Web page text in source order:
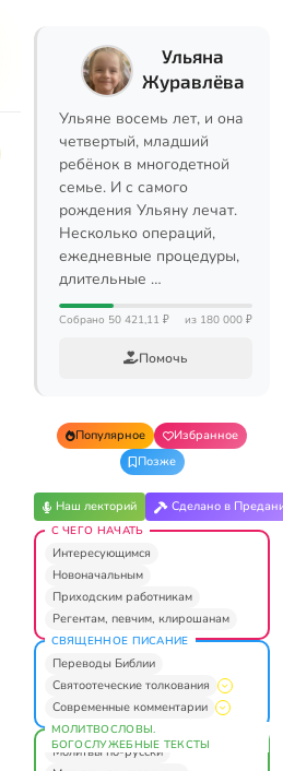
Ульяна
Журавлёва
Ульяне восемь лет, и она
четвертый, младший
ребёнок в многодетной
семье. И с самого
рождения Ульяну лечат.
Несколько операций,
ежедневные процедуры,
длительные …
Собрано 50 421,11 ₽ из 180 000 ₽
Помочь
Популярное
Избранное
Позже
Наш лекторий Сделано в
С ЧЕГО НАЧАТЬ
Интересующимся
Новоначальным
Приходским работникам
Регентам, певчим, клирошанам
СВЯЩЕННОЕ ПИСАНИЕ
Переводы Библии
Святоотеческие толкования
Современные комментарии
МОЛИТВОСЛОВЫ.
БОГОСЛУЖЕБНЫЕ ТЕКСТЫ
Молитвы по-русски